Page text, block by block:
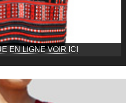
EN LIGNE VOIR ICI